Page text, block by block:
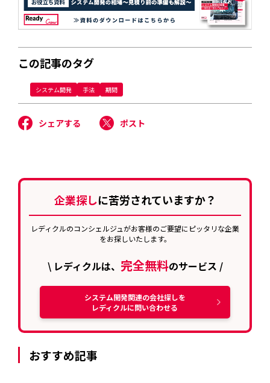
この記事のタグ
システム開発 手法 期間
シェアする ポスト
企業探しに苦労されていますか？
レディクルのコンシェルジュがお客様のご要望にピッタリな企業
をお探しいたします。
\ レディクルは、 完全無料のサービス /
システム開発関連の会社探しを
レディクルに問い合わせる
おすすめ記事